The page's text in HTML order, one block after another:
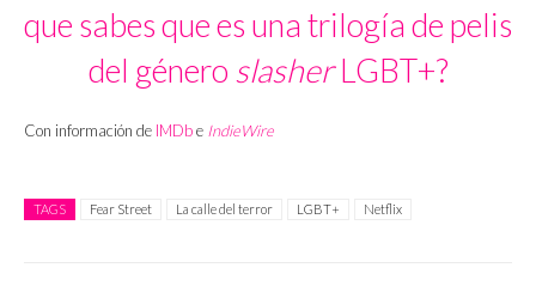
que sabes que es una trilogía de pelis
del género slasherLGBT+?
Con información de IMDbe IndieWire
TAGS Fear Street La calle del terror LGBT+ Netflix